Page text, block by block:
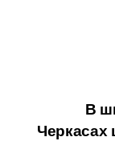
В
Черкасах